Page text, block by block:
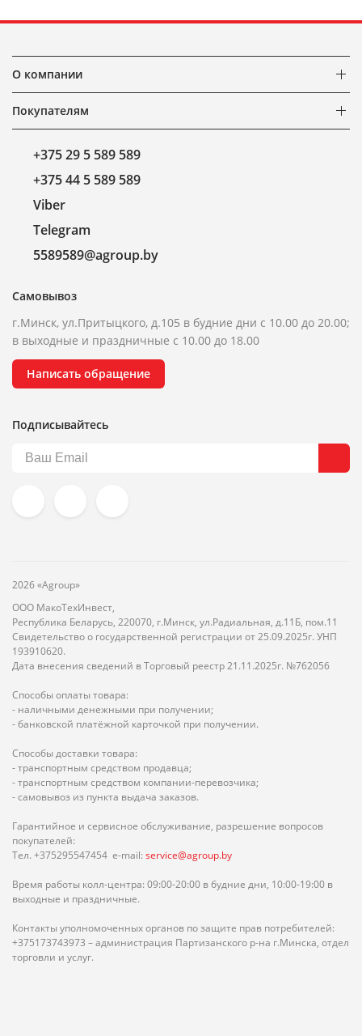
О компании
Покупателям
+375 29 5 589 589
+375 44 5 589 589
Viber
Telegram
5589589@agroup.by
Самовывоз
г.Минск, ул.Притыцкого, д.105 в будние дни с 10.00 до 20.00;
в выходные и праздничные с 10.00 до 18.00
Написать обращение
Подписывайтесь
2026 «Agroup»
ООО МакоТехИнвест,
Республика Беларусь, 220070, г.Минск, ул.Радиальная, д.11Б, пом.11
Свидетельство о государственной регистрации от 25.09.2025г. УНП
193910620.
Дата внесения сведений в Торговый реестр 21.11.2025г. №762056
Способы оплаты товара:
- наличными денежными при получении;
- банковской платёжной карточкой при получении.
Способы доставки товара:
- транспортным средством продавца;
- транспортным средством компании-перевозчика;
- самовывоз из пункта выдача заказов.
Гарантийное и сервисное обслуживание, разрешение вопросов
покупателей:
Тел. +375295547454 e-mail: service@agroup.by
Время работы колл-центра: 09:00-20:00 в будние дни, 10:00-19:00 в
выходные и праздничные.
Контакты уполномоченных органов по защите прав потребителей:
+375173743973 – администрация Партизанского р-на г.Минска, отдел
торговли и услуг.